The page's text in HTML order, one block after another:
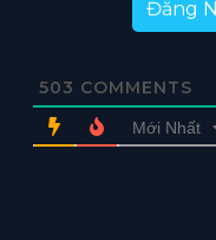
Đăng
503 COMMENTS
Mới Nhất